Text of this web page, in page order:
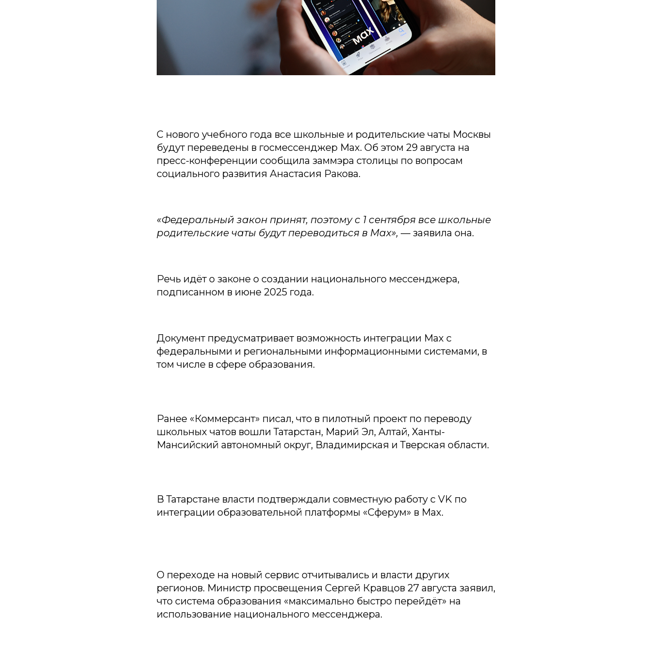
С нового учебного года все школьные и родительские чаты Москвы
будут переведены в госмессенджер Max. Об этом 29 августа на
пресс-конференции сообщила заммэра столицы по вопросам
социального развития Анастасия Ракова.
«Федеральный закон принят, поэтому с 1 сентября все школьные
родительские чаты будут переводиться в Max», — заявила она.
Речь идёт о законе о создании национального мессенджера,
подписанном в июне 2025 года.
Документ предусматривает возможность интеграции Max с
федеральными и региональными информационными системами, в
том числе в сфере образования.
Ранее «Коммерсант» писал, что в пилотный проект по переводу
школьных чатов вошли Татарстан, Марий Эл, Алтай, Ханты-
Мансийский автономный округ, Владимирская и Тверская области.
В Татарстане власти подтверждали совместную работу с VK по
интеграции образовательной платформы «Сферум» в Max.
О переходе на новый сервис отчитывались и власти других
регионов. Министр просвещения Сергей Кравцов 27 августа заявил,
что система образования «максимально быстро перейдёт» на
использование национального мессенджера.